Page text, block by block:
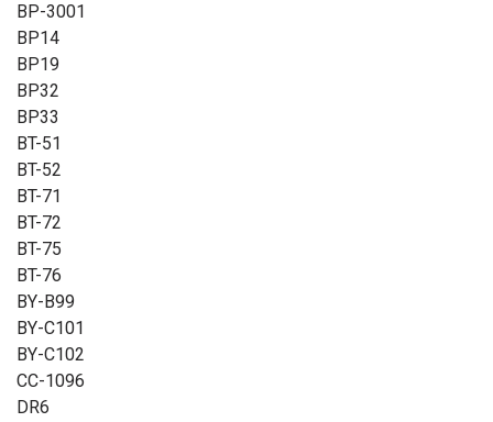
BP-3001
BP14
BP19
BP32
BP33
BT-51
BT-52
BT-71
BT-72
BT-75
BT-76
BY-B99
BY-C101
BY-C102
CC-1096
DR6